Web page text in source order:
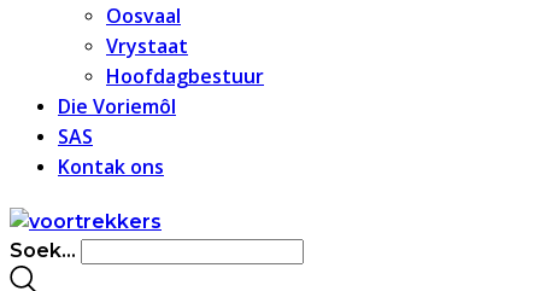
Oosvaal
Vrystaat
Hoofdagbestuur
Die Voriemôl
SAS
Kontak ons
Soek...